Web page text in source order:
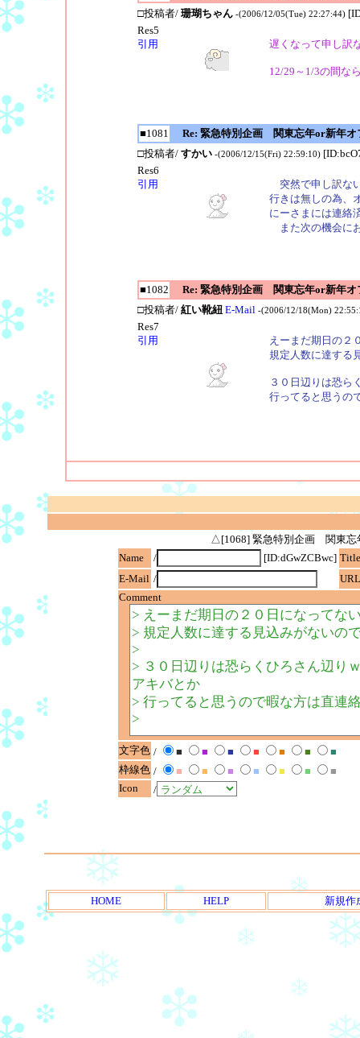
□投稿者/ 珊瑚ちゃん -(2006/12/05(Tue) 22:27:44)
Res5
引用
遅くなって申し訳
12/29～1/3の間な
■1081
Re: 緊急特別企画 関東忘年or新年オ
□投稿者/ すかい -(2006/12/15(Fri) 22:59:10)
Res6
引用
突然で申し訳な
行きは無しの為、
にーさまには連絡
また次の機会に
■1082
Re: 緊急特別企画 関東忘年or新年オ
□投稿者/ 紅い靴紐 E-Mail -(2006/12/18(Mon)
Res7
引用
えーまだ期日の２
規定人数に達する
３０日辺りは恐ら
行ってると思うの
△[1068] 緊急特別企画 関東忘
Name
/ [ID:dGwZCBwc] Title
E-Mail /
URL
Comment
文字色 / ■ ■ ■ ■ ■ ■
■
枠線色 / ■ ■ ■ ■ ■ ■
■
Icon
/
HOME HELP 新規作